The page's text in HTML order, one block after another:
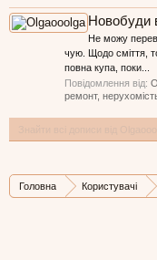
Новобуди
Не можу
чую. Щодо сміття,
повна купа, поки...
Повідомлення від:
ремонт,
Головна Користувачі